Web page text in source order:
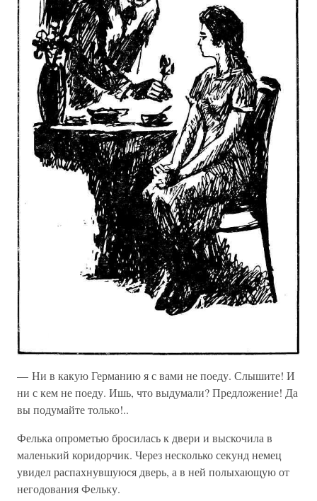
— Ни в какую Германию я с вами не поеду. Слышите! И
ни с кем не поеду. Ишь, что выдумали? Предложение! Да
вы подумайте только!..
Фелька опрометью бросилась к двери и выскочила в
маленький коридорчик. Через несколько секунд немец
увидел распахнувшуюся дверь, а в ней полыхающую от
негодования Фельку.